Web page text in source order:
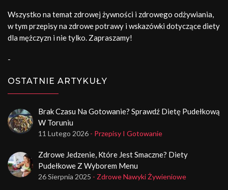
Wszystko na temat zdrowej żywności i zdrowego odżywiania,
w tym przepisy na zdrowe potrawy i wskazówki dotyczące diety
dla mężczyzn i nie tylko. Zapraszamy!
-
OSTATNIE ARTYKUŁY
Brak Czasu Na Gotowanie? Sprawdź Dietę Pudełkową
W Toruniu
11 Lutego 2026 - Przepisy I Gotowanie
Zdrowe Jedzenie, Które Jest Smaczne? Diety
Pudełkowe Z Wyborem Menu
26 Sierpnia 2025 - Zdrowe Nawyki Żywieniowe